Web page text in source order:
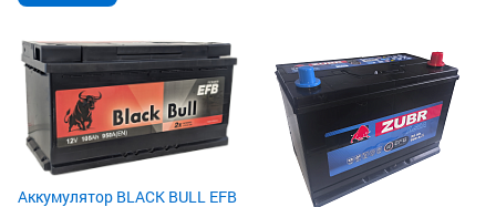
Аккумулятор BLACK BULL EFB